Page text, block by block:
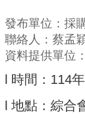
發布單位：採
聯絡人：蔡孟
資料提供單位
l 時間：114
l 地點：綜合